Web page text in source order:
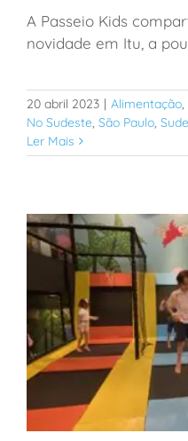
Itu: hotel fazenda para
A Passeio Kids
novidade em Itu, a
20 abril 2023 | Alimentação,
No Sudeste, São Paulo,
Ler Mais